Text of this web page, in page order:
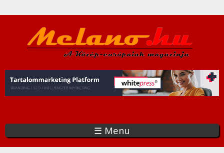
a
tartalomra
☰ Menu